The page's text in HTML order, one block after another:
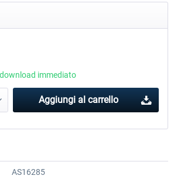
MSFS Aerosoft Tool Simple
immediato
Aggiungi al carrello
AS16285